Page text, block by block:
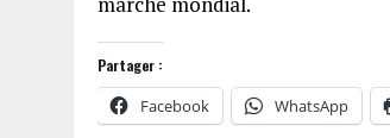
Partager :
Facebook WhatsApp